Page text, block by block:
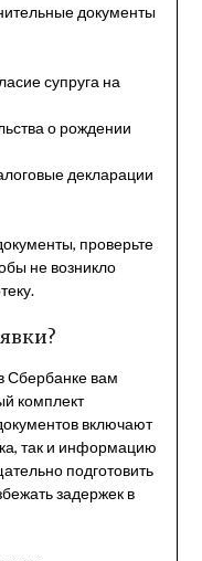
документы
супруга на
о рождении
декларации
проверьте
не возникло
Сбербанке вам
комплект
включают
так и информацию
подготовить
задержек в